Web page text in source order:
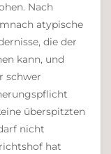
Nach
atypische
die der
kann, und
schwer
überspitzten
nicht
hat